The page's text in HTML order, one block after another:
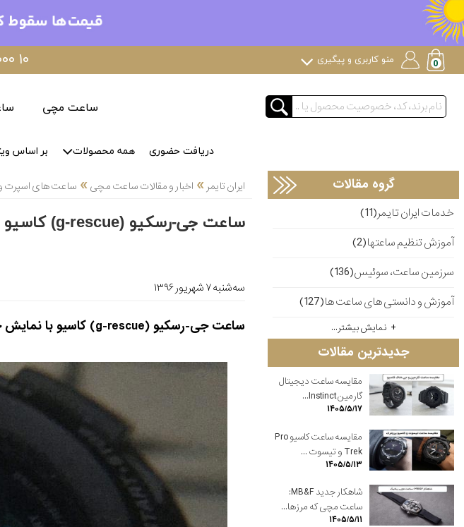
۰۲۱ منو کاربری و پیگیری
ساعت مچی
دریافت حضوری همه محصولات بر اساس
ایران تایمر » اخبار و مقالات ساعت مچی» ساعت های اسپرت
ساعت جی-رسکیو (g-rescue) کاسیو با نمایش حالت ماه و وضعیت جزر و مد
ﺳﻪشنبه ۷ شهریور ۱۳۹۶
ساعت جی-رسکیو (g-rescue) کاسیو با
گروه مقالات
خدمات ایران تایمر(11)
آموزش تنظیم ساعتها(2)
سرزمین ساعت، سوئیس(136)
آموزش و دانستی های ساعت ها(127)
نمایش بیشتر...
جدیدترین مقالات
مقایسه ساعت دیجیتال
گارمین Instinct...
۱۴۰۵/۵/۱۷
مقایسه ساعت کاسیو Pro
Trek و تیسوت ...
۱۴۰۵/۵/۱۳
شاهکار جدید MB&F:
ساعت مچی که مرزها...
۱۴۰۵/۵/۱۱